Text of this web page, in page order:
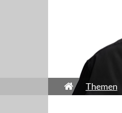
Themen